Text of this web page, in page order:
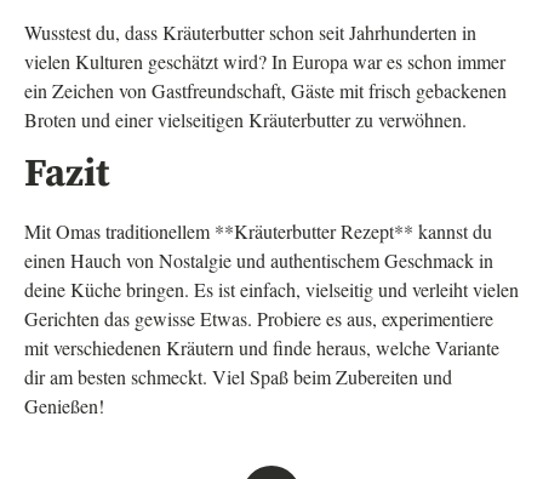
Wusstest du, dass Kräuterbutter schon seit Jahrhunderten in
vielen Kulturen geschätzt wird? In Europa war es schon immer
ein Zeichen von Gastfreundschaft, Gäste mit frisch gebackenen
Broten und einer vielseitigen Kräuterbutter zu verwöhnen.
Fazit
Mit Omas traditionellem **Kräuterbutter Rezept** kannst du
einen Hauch von Nostalgie und authentischem Geschmack in
deine Küche bringen. Es ist einfach, vielseitig und verleiht vielen
Gerichten das gewisse Etwas. Probiere es aus, experimentiere
mit verschiedenen Kräutern und finde heraus, welche Variante
dir am besten schmeckt. Viel Spaß beim Zubereiten und
Genießen!